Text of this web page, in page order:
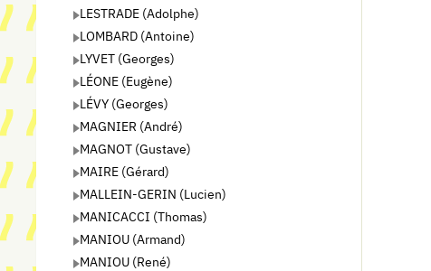
LESTRADE (Adolphe)
LOMBARD (Antoine)
LYVET (Georges)
LÉONE (Eugène)
LÉVY (Georges)
MAGNIER (André)
MAGNOT (Gustave)
MAIRE (Gérard)
MALLEIN-GERIN (Lucien)
MANICACCI (Thomas)
MANIOU (Armand)
MANIOU (René)